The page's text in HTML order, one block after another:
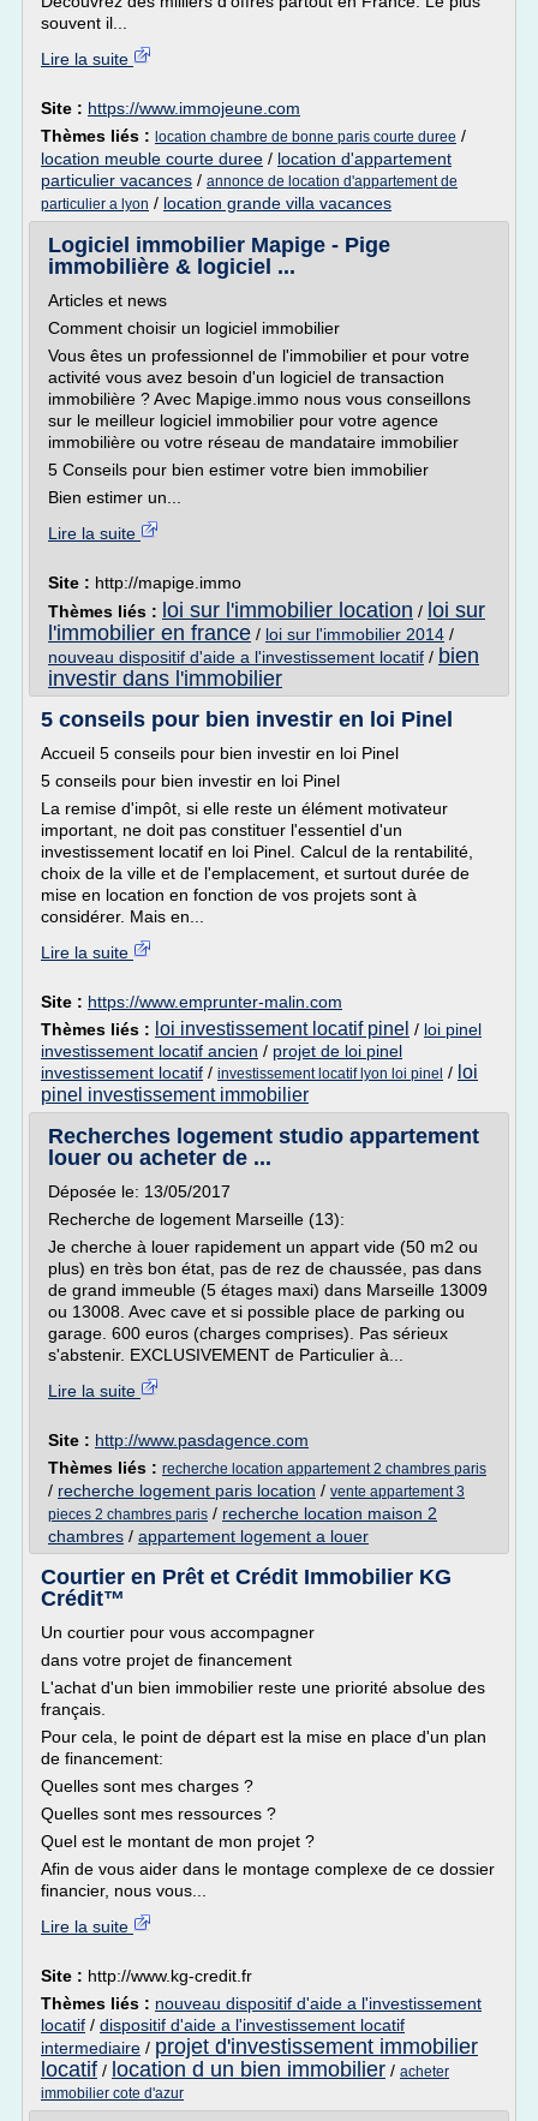
souvent il...
Lire la suite
Site : https://www.immojeune.com
Thèmes liés : location chambre de bonne paris courte duree /
location meuble courte duree / location d'appartement
particulier vacances / annonce de location d'appartement de
particulier a lyon / location grande villa vacances
Logiciel immobilier Mapige - Pige
immobilière & logiciel ...
Articles et news
Comment choisir un logiciel immobilier
Vous êtes un professionnel de l'immobilier et pour votre
activité vous avez besoin d'un logiciel de transaction
immobilière ? Avec Mapige.immo nous vous conseillons
sur le meilleur logiciel immobilier pour votre agence
immobilière ou votre réseau de mandataire immobilier
5 Conseils pour bien estimer votre bien immobilier
Bien estimer un...
Lire la suite
Site : http://mapige.immo
Thèmes liés : loi sur l'immobilier location / loi sur
l'immobilier en france / loi sur l'immobilier 2014 /
nouveau dispositif d'aide a l'investissement locatif / bien
investir dans l'immobilier
5 conseils pour bien investir en loi Pinel
Accueil 5 conseils pour bien investir en loi Pinel
5 conseils pour bien investir en loi Pinel
La remise d'impôt, si elle reste un élément motivateur
important, ne doit pas constituer l'essentiel d'un
investissement locatif en loi Pinel. Calcul de la rentabilité,
choix de la ville et de l'emplacement, et surtout durée de
mise en location en fonction de vos projets sont à
considérer. Mais en...
Lire la suite
Site : https://www.emprunter-malin.com
Thèmes liés : loi investissement locatif pinel / loi pinel
investissement locatif ancien / projet de loi pinel
investissement locatif / investissement locatif lyon loi pinel / loi
pinel investissement immobilier
Recherches logement studio appartement
louer ou acheter de ...
Déposée le: 13/05/2017
Recherche de logement Marseille (13):
Je cherche à louer rapidement un appart vide (50 m2 ou
plus) en très bon état, pas de rez de chaussée, pas dans
de grand immeuble (5 étages maxi) dans Marseille 13009
ou 13008. Avec cave et si possible place de parking ou
garage. 600 euros (charges comprises). Pas sérieux
s'abstenir. EXCLUSIVEMENT de Particulier à...
Lire la suite
Site : http://www.pasdagence.com
Thèmes liés : recherche location appartement 2 chambres paris
/ recherche logement paris location / vente appartement 3
pieces 2 chambres paris / recherche location maison 2
chambres / appartement logement a louer
Courtier en Prêt et Crédit Immobilier KG
Crédit™
Un courtier pour vous accompagner
dans votre projet de financement
L'achat d'un bien immobilier reste une priorité absolue des
français.
Pour cela, le point de départ est la mise en place d'un plan
de financement:
Quelles sont mes charges ?
Quelles sont mes ressources ?
Quel est le montant de mon projet ?
Afin de vous aider dans le montage complexe de ce dossier
financier, nous vous...
Lire la suite
Site : http://www.kg-credit.fr
Thèmes liés : nouveau dispositif d'aide a l'investissement
locatif / dispositif d'aide a l'investissement locatif
intermediaire / projet d'investissement immobilier
locatif / location d un bien immobilier / acheter
immobilier cote d'azur